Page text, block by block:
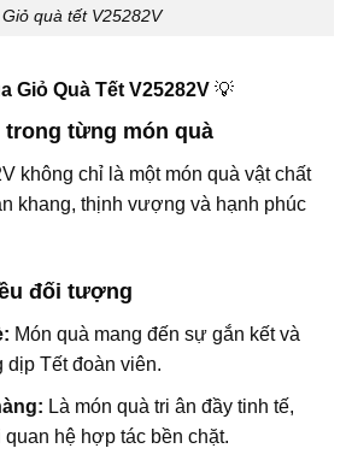
Giỏ quà tết V25282V
Giỏ Quà Tết V25282V 💡
trong từng món quà
không chỉ là một món quà vật chất
khang, thịnh vượng và hạnh phúc
đối tượng
Món quà mang đến sự gắn kết và
Tết đoàn viên.
Là món quà tri ân đầy tinh tế,
hệ hợp tác bền chặt.